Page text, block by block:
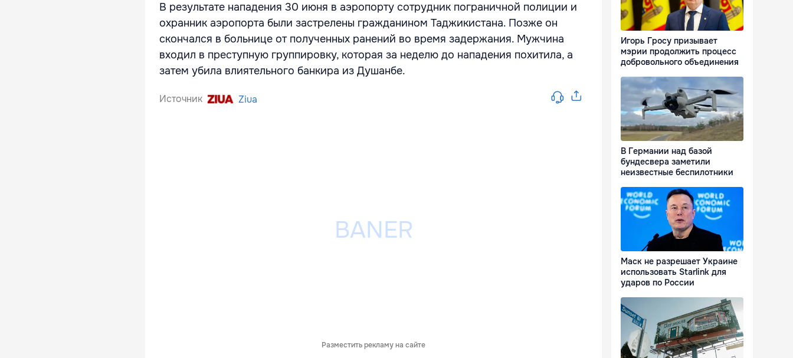
В результате нападения 30 июня в аэропорту сотрудник пограничной полиции и
охранник аэропорта были застрелены гражданином Таджикистана. Позже он
скончался в больнице от полученных ранений во время задержания. Мужчина
входил в преступную группировку, которая за неделю до нападения похитила, а
затем убила влиятельного банкира из Душанбе.
Источник Ziua
Разместить рекламу на сайте
Игорь Гросу призывает
мэрии продолжить процесс
добровольного объединения
В Германии над базой
бундесвера заметили
неизвестные беспилотники
Маск не разрешает Украине
использовать Starlink для
ударов по России